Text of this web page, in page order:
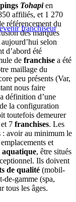
franchiseur
Tohapi en
affiliés, et 1 270
référencement du
des marques
selon
d’abord été
de franchise a été
maillage du
peu présents (Var,
nous faire
définition d’une
la configuration
toutefois demeurer
7 franchises. Les
: avoir au minimum le
et
aquatique, être situés
Ils doivent
de qualité (mobil-
de-gamme (spa,
tous les âges.